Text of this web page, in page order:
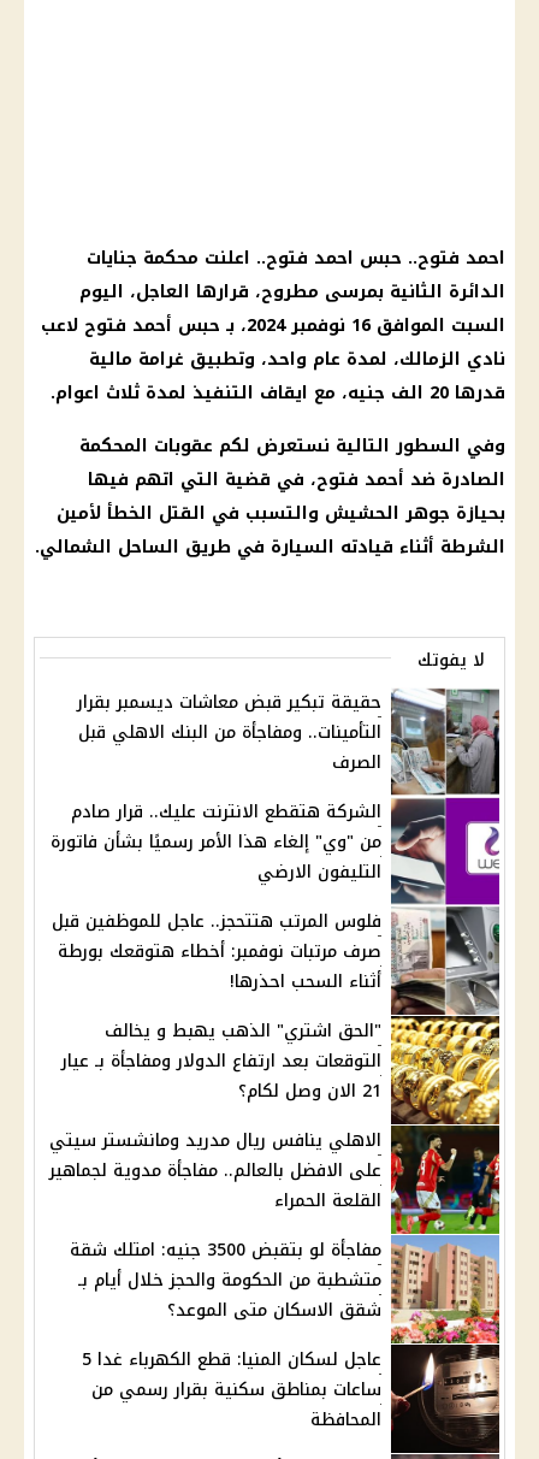
احمد فتوح.. حبس احمد فتوح.. اعلنت محكمة جنايات
الدائرة الثانية بمرسى مطروح، قرارها العاجل، اليوم
السبت الموافق 16 نوفمبر 2024، بـ حبس أحمد فتوح لاعب
نادي الزمالك، لمدة عام واحد، وتطبيق غرامة مالية
قدرها 20 الف جنيه، مع ايقاف التنفيذ لمدة ثلاث اعوام.
وفي السطور التالية نستعرض لكم عقوبات المحكمة
الصادرة ضد أحمد فتوح، في قضية التي اتهم فيها
بحيازة جوهر الحشيش والتسبب في القتل الخطأ لأمين
الشرطة أثناء قيادته السيارة في طريق الساحل الشمالي.
لا يفوتك
حقيقة تبكير قبض معاشات ديسمبر بقرار
التأمينات.. ومفاجأة من البنك الاهلي قبل
الصرف
الشركة هتقطع الانترنت عليك.. قرار صادم
من "وي" إلغاء هذا الأمر رسميًا بشأن فاتورة
التليفون الارضي
فلوس المرتب هتتحجز.. عاجل للموظفين قبل
صرف مرتبات نوفمبر: أخطاء هتوقعك بورطة
أثناء السحب احذرها!
"الحق اشتري" الذهب يهبط و يخالف
التوقعات بعد ارتفاع الدولار ومفاجأة بـ عيار
21 الان وصل لكام؟
الاهلي ينافس ريال مدريد ومانشستر سيتي
على الافضل بالعالم.. مفاجأة مدوية لجماهير
القلعة الحمراء
مفاجأة لو بتقبض 3500 جنيه: امتلك شقة
متشطبة من الحكومة والحجز خلال أيام بـ
شقق الاسكان متى الموعد؟
عاجل لسكان المنيا: قطع الكهرباء غدا 5
ساعات بمناطق سكنية بقرار رسمي من
المحافظة